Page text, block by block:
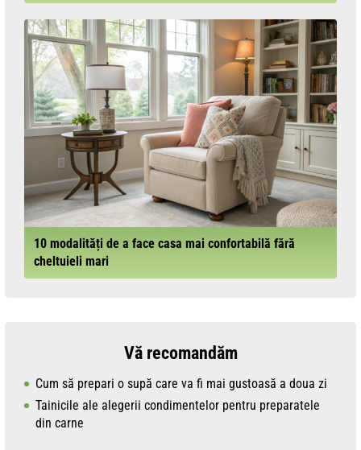
10 modalități de a face casa mai confortabilă fără
cheltuieli mari
Vă recomandăm
Cum să prepari o supă care va fi mai gustoasă a doua zi
Tainicile ale alegerii condimentelor pentru preparatele
din carne